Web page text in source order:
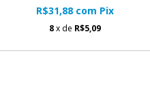
R$31,88 com Pix
8 x de R$5,09